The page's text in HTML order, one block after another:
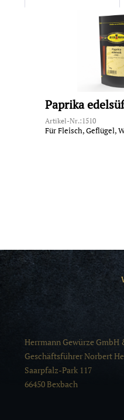
Paprika
Artikel-Nr.:1510
Für Fleisch, Geflügel,
Herrmann Gewürze GmbH
Geschäftsführer Norbert
Saarpfalz-Park 117
66450 Bexbach